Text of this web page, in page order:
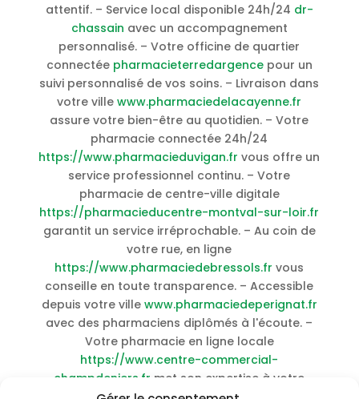
attentif. – Service local disponible 24h/24 dr-
chassain avec un accompagnement
personnalisé. – Votre officine de quartier
connectée pharmacieterredargencepour un
suivi personnalisé de vos soins. – Livraison dans
votre villewww.pharmaciedelacayenne.fr
assure votre bien-être au quotidien. – Votre
pharmacie connectée 24h/24
https://www.pharmacieduvigan.fr vous offre un
service professionnel continu. – Votre
pharmacie de centre-ville digitale
https://pharmacieducentre-montval-sur-loir.fr
garantit un service irréprochable. – Au coin de
votre rue, en ligne
https://www.pharmaciedebressols.fr vous
conseille en toute transparence. – Accessible
depuis votre ville www.pharmaciedeperignat.fr
avec des pharmaciens diplômés à l'écoute. –
Votre pharmacie en ligne locale
https://www.centre-commercial-
champdeniers.fr met son expertise à votre